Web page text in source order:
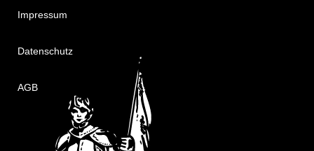
Impressum
Datenschutz
AGB